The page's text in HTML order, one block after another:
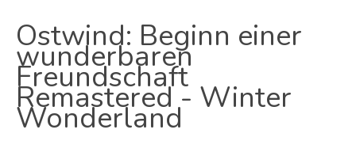
Ostwind: Beginn einer
wunderbaren
Freundschaft
Remastered - Winter
Wonderland